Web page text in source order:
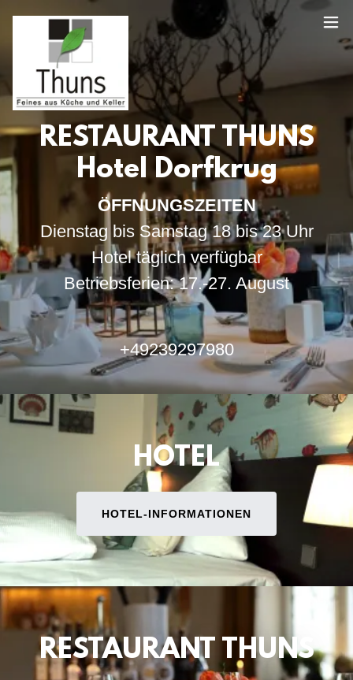
RESTAURANT THUNS
Hotel Dorfkrug
ÖFFNUNGSZEITEN
Dienstag bis Samstag 18 bis 23 Uhr
Hotel täglich verfügbar
Betriebsferien: 17.-27. August
+49239297980
HOTEL
HOTEL-INFORMATIONEN
RESTAURANT THUNS